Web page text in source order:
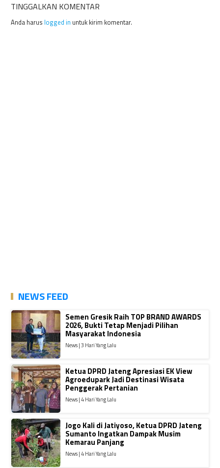
TINGGALKAN KOMENTAR
Anda harus logged in untuk kirim komentar.
NEWS FEED
Semen Gresik Raih TOP BRAND AWARDS
2026, Bukti Tetap Menjadi Pilihan
Masyarakat Indonesia
News | 3 Hari Yang Lalu
Ketua DPRD Jateng Apresiasi EK View
Agroedupark Jadi Destinasi Wisata
Penggerak Pertanian
News | 4 Hari Yang Lalu
Jogo Kali di Jatiyoso, Ketua DPRD Jateng
Sumanto Ingatkan Dampak Musim
Kemarau Panjang
News | 4 Hari Yang Lalu